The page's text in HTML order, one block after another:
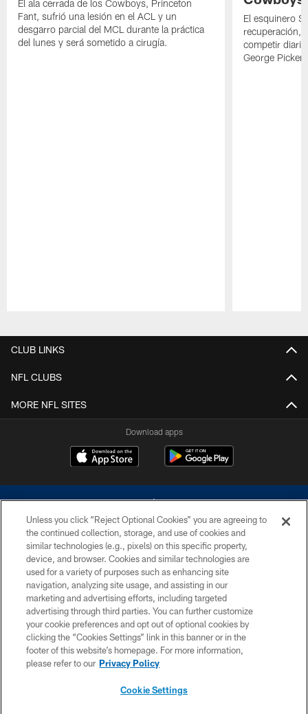
El ala cerrada de los Cowboys, Princeton
Fant, sufrió una lesión en el ACL y un
desgarro parcial del MCL durante la práctica
del lunes y será sometido a cirugía.
El esquinero
recuperación,
competir
George
CLUB LINKS
NFL CLUBS
MORE NFL SITES
Download apps
©2026 Dallas Cowboys. All rights reserved. Do not duplicate in any form
without permission of the Dallas Cowboys. The Dallas Cowboys
Cheerleaders will not initiate contact with any person to request personal or
financial information.
PRIVACY POLICY
ACCESSIBILITY
SITE MAP
Unless you click “Reject Optional Cookies” you are agreeing to
the continued collection, storage, and use of cookies and
similar technologies (e.g., pixels) on this specific property,
device, and browser. Cookies and similar technologies are
used for a variety of purposes such as enhancing site
navigation, analyzing site usage, and assisting in our
marketing and advertising efforts, including targeted
advertising through third parties. You can further customize
your cookie preferences and opt out of optional cookies by
clicking the “Cookies Settings” link in this banner or in the
footer of this website’s homepage. For more information,
please refer to our Privacy Policy
Cookie Settings